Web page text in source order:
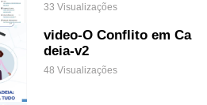
33 Visualizações
video-O Conflito em Ca
deia-v2
48 Visualizações